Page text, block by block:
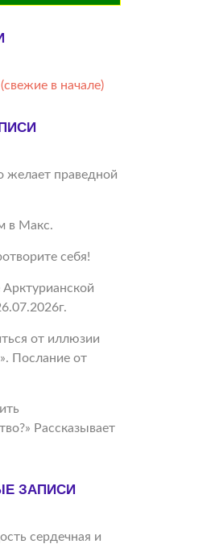
в начале)
желает праведной
в Макс.
себя!
от иллюзии
Послание от
Рассказывает
ЗАПИСИ
сердечная и